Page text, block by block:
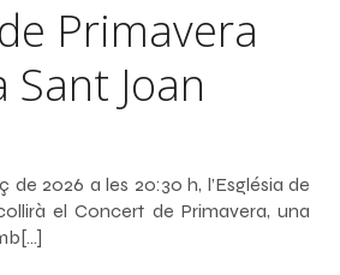
Primavera
Joan
de 2026 a les 20:30 h, l’Església de
el Concert de Primavera, una